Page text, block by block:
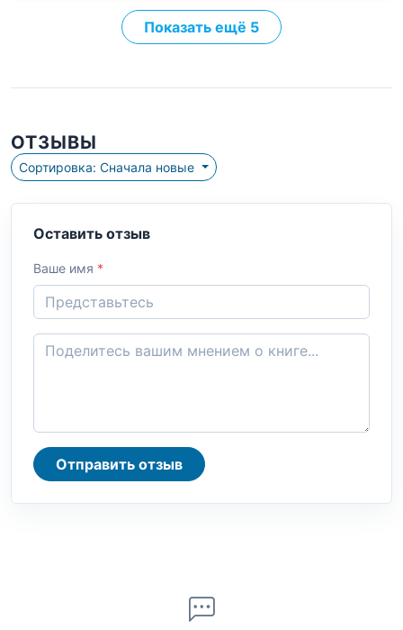
Показать ещё 5
ОТЗЫВЫ
Сортировка: Сначала новые
Оставить отзыв
Ваше имя *
Отправить отзыв